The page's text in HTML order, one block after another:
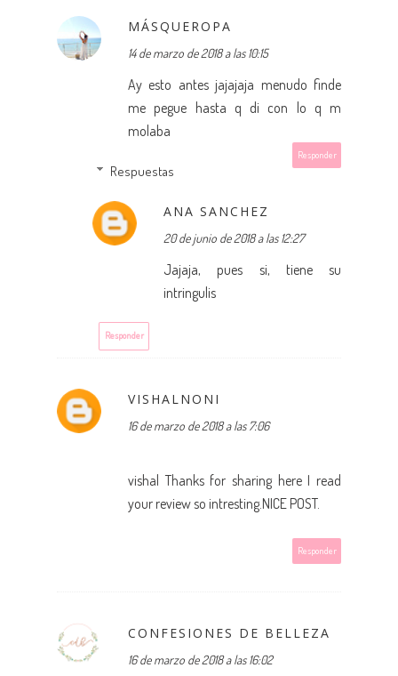
MÁSQUEROPA
14 de marzo de 2018 a las 10:15
Ay esto antes jajajaja menudo finde
me pegue hasta q di con lo q m
molaba
Responder
Respuestas
ANA SANCHEZ
20 de junio de 2018 a las 12:27
Jajaja, pues si, tiene su
intringulis
Responder
VISHALNONI
16 de marzo de 2018 a las 7:06
vishal Thanks for sharing here I read
your review so intresting.NICE POST.
Responder
CONFESIONES DE BELLEZA
16 de marzo de 2018 a las 16:02